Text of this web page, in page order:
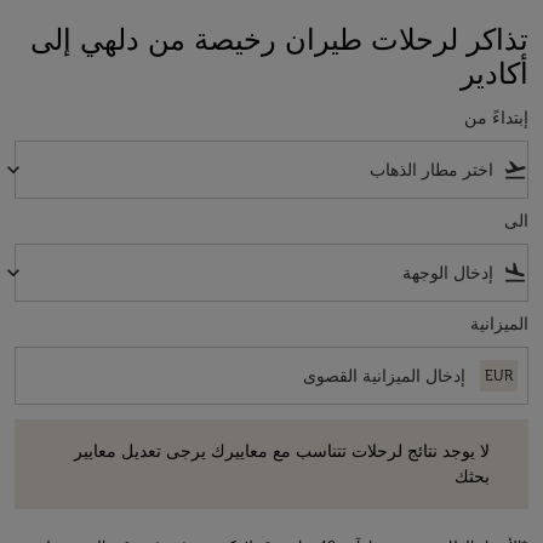
تذاكر لرحلات طيران رخيصة من دلهي إلى
أكادير
إبتداءً من
flight_takeoff
keyboard_arrow_down
الى
flight_land
keyboard_arrow_down
الميزانية
EUR
لا يوجد نتائج لرحلات تتناسب مع معاييرك يرجى تعديل معايير
بحثك